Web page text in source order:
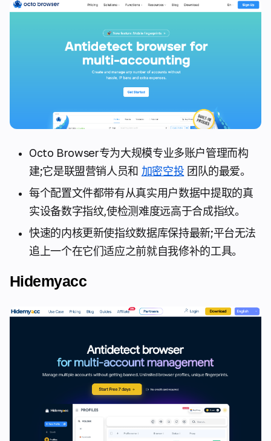
Octo Browser专为大规模专业多账户管理而构
建;它是联盟营销人员和 加密空投 团队的最爱。
每个配置文件都带有从真实用户数据中提取的真
实设备数字指纹,使检测难度远高于合成指纹。
快速的内核更新使指纹数据库保持最新;平台无法
追上一个在它们适应之前就自我修补的工具。
Hidemyacc